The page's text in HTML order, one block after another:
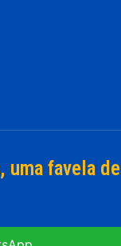
uma favela de